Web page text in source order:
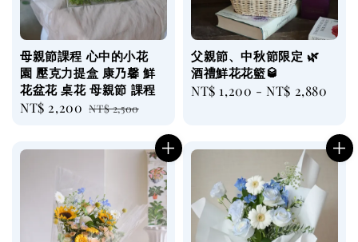
母親節課程 心中的小花
園 壓克力提盒 康乃馨 鮮
花盆花 桌花 母親節 課程
Sale
NT$ 2,200 Regular
NT$ 2,500
父親節、中秋節限定 🌿
酒禮鮮花花籃🥃
Regular
NT$ 1,200 -NT$ 2,880